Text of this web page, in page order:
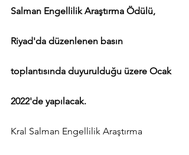
Salman Engellilik Araştırma Ödülü,
Riyad'da düzenlenen basın
toplantısında duyurulduğu üzere Ocak
2022'de yapılacak.
Kral Salman Engellilik Araştırma